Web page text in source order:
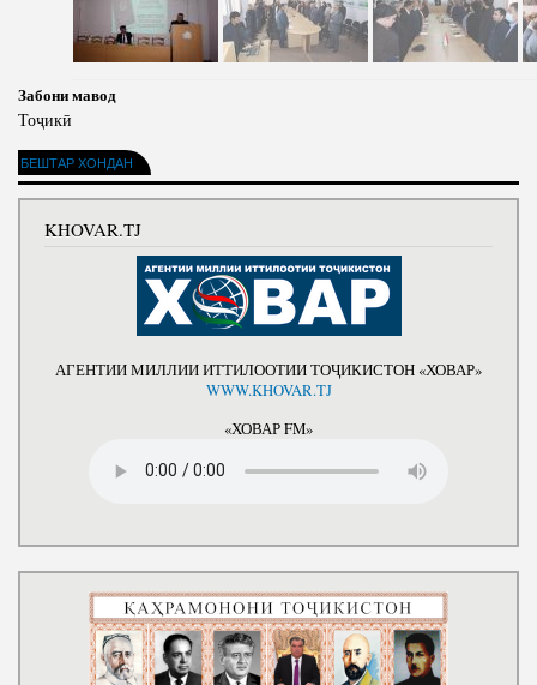
Забони мавод
Тоҷикӣ
БЕШТАР ХОНДАН
KHOVAR.TJ
АГЕНТИИ МИЛЛИИ ИТТИЛООТИИ ТОҶИКИСТОН «ХОВАР»
WWW.KHOVAR.TJ
«ХОВАР FM»